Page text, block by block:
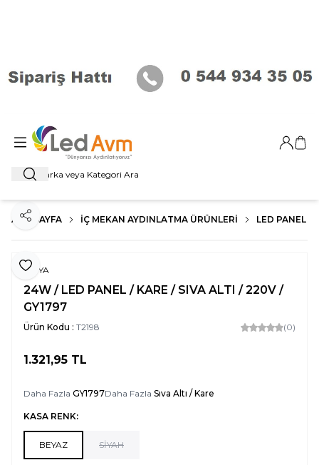
Ara
Giriş
ANA SAYFA İÇ MEKAN AYDINLATMA ÜRÜNLERI LED PANEL
Favoriye Ekle
Paylaş
GOYA
24W / LED PANEL / KARE / SIVA ALTI / 220V /
GY1797
Ürün Kodu : T2198 (0)
1.321,95 TL
Daha Fazla GY1797Daha Fazla Sıva Altı / Kare
KASA RENK:
BEYAZ SİYAH